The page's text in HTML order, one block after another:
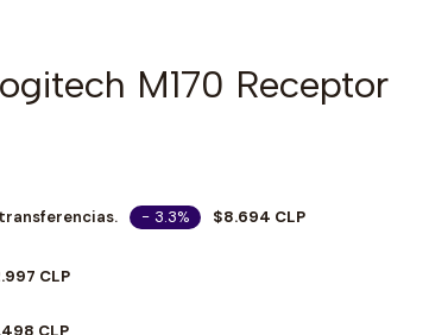
M170 Receptor
- 3.3% $8.694 CLP
CLP